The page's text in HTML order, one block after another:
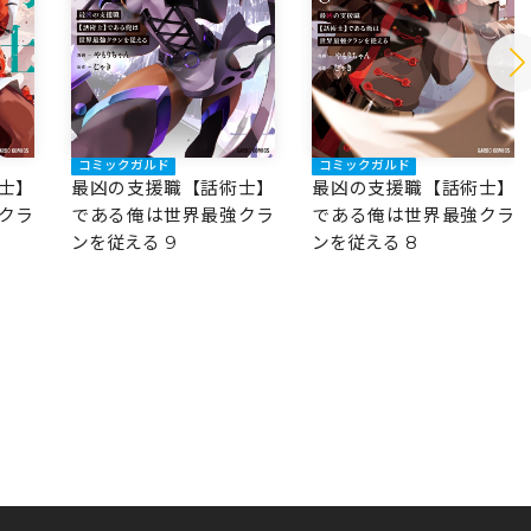
】
ラ
コミックガルド
最凶の支援職【話術士】
である俺は世界最強クラ
ンを従える 9
コミックガルド
最凶の支援職【話術士】
である俺は世界最強クラ
ンを従える 8